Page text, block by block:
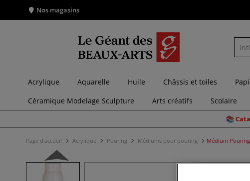
Nos magasins
Acrylique Aquarelle Huile Châssis et toiles
Céramique Modelage Sculpture
Arts créatifs Scolaire
Page d'accueil Acrylique Pouring Médiums pour pouring Médium